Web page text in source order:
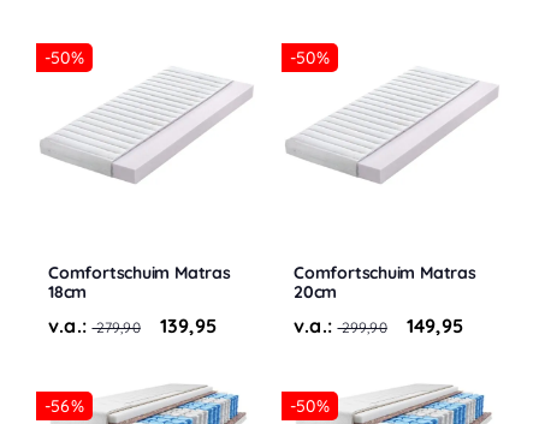
-50%
Comfortschuim Matras
18cm
v.a.:279,90 139,95
-50%
Comfortschuim Matras
20cm
v.a.:299,90 149,95
-56% -50%